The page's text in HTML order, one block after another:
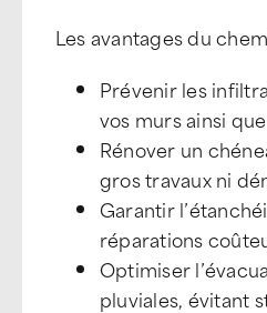
Les avantages du
Prévenir les
vos murs ainsi
Rénover un
gros travaux ni
Garantir
réparations
Optimiser
pluviales, évitant